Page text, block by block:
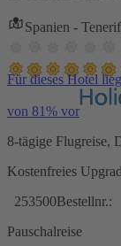
Spanien -
Für dieses Hotel
von 81% vor
8-tägige Flugreise,
Kostenfreies
253500Bestellnr.:
Pauschalreise